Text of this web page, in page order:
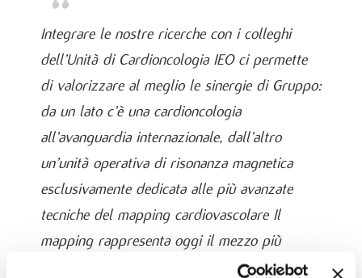
Integrare le nostre ricerche con i colleghi
dell’Unità di Cardioncologia IEO ci permette
di valorizzare al meglio le sinergie di Gruppo:
da un lato c’è una cardioncologia
all’avanguardia internazionale, dall’altro
un’unità operativa di risonanza magnetica
esclusivamente dedicata alle più avanzate
tecniche del mapping cardiovascolare Il
mapping rappresenta oggi il mezzo più
avanzato per la caratterizzazione tissutale del